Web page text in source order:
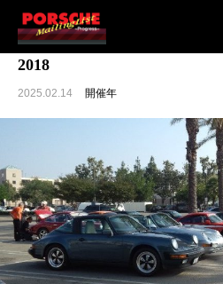
2018
2025.02.14 開催年